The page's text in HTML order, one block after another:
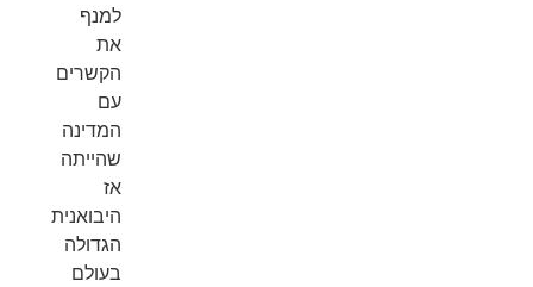
למנף
את
הקשרים
עם
המדינה
שהייתה
אז
היבואנית
הגדולה
בעולם